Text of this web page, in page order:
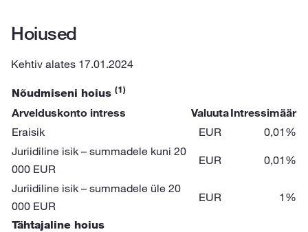
Hoiused
Kehtiv alates 17.01.2024
Nõudmiseni hoius (1)
Arvelduskonto intress ValuutaIntressimäär
Eraisik
EUR
0,01%
Juriidiline isik – summadele kuni 20
000 EUR
EUR 0,01%
Juriidiline isik – summadele üle 20
000 EUR
EUR 1%
Tähtajaline hoius